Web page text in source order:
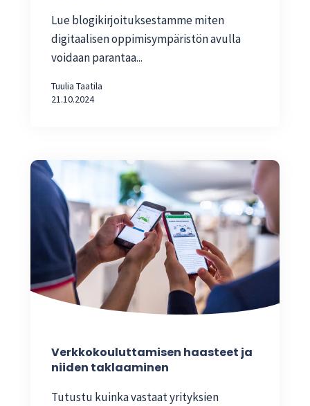
Lue blogikirjoituksestamme miten
digitaalisen oppimisympäristön avulla
voidaan parantaa...
Tuulia Taatila
21.10.2024
Verkkokouluttamisen haasteet ja
niiden taklaaminen
Tutustu kuinka vastaat yrityksien